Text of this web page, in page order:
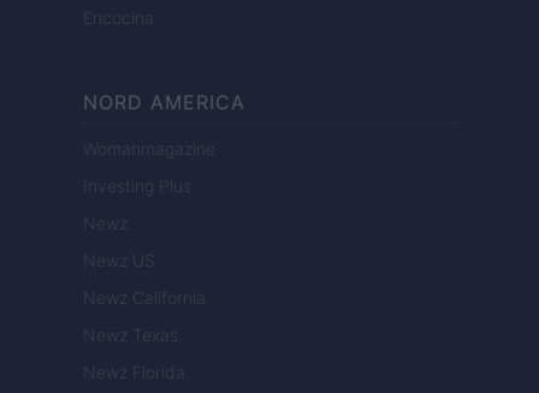
Encocina
NORD AMERICA
Womanmagazine
Investing Plus
Newz
Newz US
Newz California
Newz Texas
Newz Florida